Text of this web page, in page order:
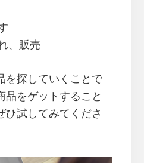
、販売
を探していくことで
品をゲットすること
ひ試してみてくださ